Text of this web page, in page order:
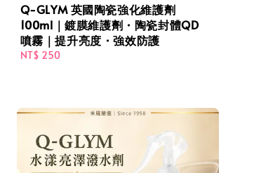
Q-GLYM 英國陶瓷強化維護劑
100ml｜鍍膜維護劑・陶瓷封體QD
噴霧｜提升亮度・強效防護
Regular
NT$ 250